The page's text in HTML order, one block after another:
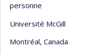
personne
Université McGill
Montréal, Canada